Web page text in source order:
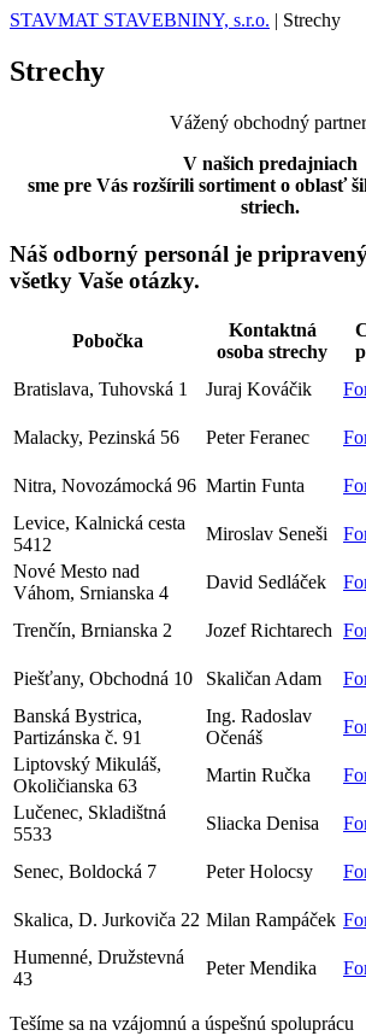
STAVMAT STAVEBNINY, s.r.o. | Strechy
Strechy
Vážený obchodný
V našich predajniach
sme pre Vás rozšírili sortiment o oblasť
striech.
Náš odborný personál je
všetky Vaše otázky.
Pobočka
Kontaktná
osoba strechy
Bratislava, Tuhovská 1 Juraj Kováčik
Malacky, Pezinská 56
Peter Feranec
Nitra, Novozámocká 96 Martin Funta
Levice, Kalnická cesta
5412
Miroslav Seneši
Nové Mesto nad
Váhom, Srnianska 4
David Sedláček
Trenčín, Brnianska 2
Jozef Richtarech
Piešťany, Obchodná 10
Skaličan Adam
Banská Bystrica,
Partizánska č. 91
Ing. Radoslav
Očenáš
Liptovský Mikuláš,
Okoličianska 63
Martin Ručka
Lučenec, Skladištná
5533
Sliacka Denisa
Senec, Boldocká 7
Peter Holocsy
Skalica, D. Jurkoviča 22 Milan Rampáček
Humenné, Družstevná
43
Peter Mendika
Tešíme sa na vzájomnú a úspešnú spoluprácu